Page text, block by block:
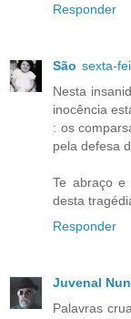
Responder
São sexta-
Nesta
inocência
: os
pela defesa
Te abraço
desta
Responder
Juvenal
Palavras